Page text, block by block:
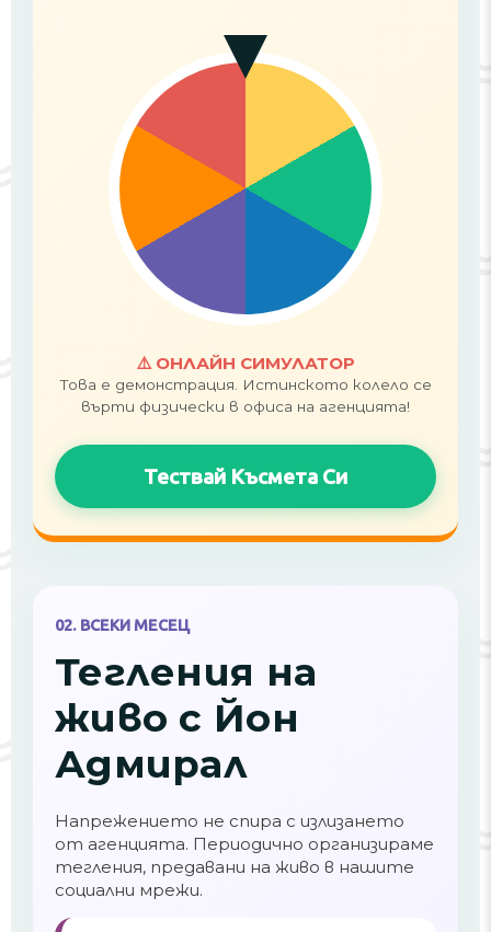
⚠️ ОНЛАЙН СИМУЛАТОР
Това е демонстрация. Истинското колело се
върти физически в офиса на агенцията!
Тествай Късмета Си
02. ВСЕКИ МЕСЕЦ
Тегления на
живо с Йон
Адмирал
Напрежението не спира с излизането
от агенцията. Периодично организираме
тегления, предавани на живо в нашите
социални мрежи.